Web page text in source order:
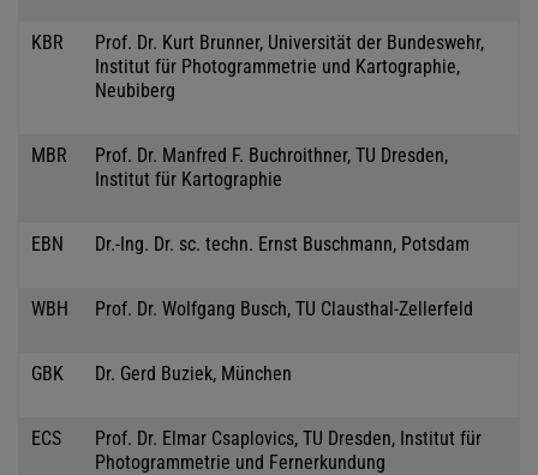
KBR
Prof. Dr. Kurt Brunner, Universität der Bundeswehr,
Institut für Photogrammetrie und Kartographie,
Neubiberg
MBR
Prof. Dr. Manfred F. Buchroithner, TU Dresden,
Institut für Kartographie
EBN Dr.-Ing. Dr. sc. techn. Ernst Buschmann, Potsdam
WBH Prof. Dr. Wolfgang Busch, TU Clausthal-Zellerfeld
GBK Dr. Gerd Buziek, München
ECS
Prof. Dr. Elmar Csaplovics, TU Dresden, Institut für
Photogrammetrie und Fernerkundung